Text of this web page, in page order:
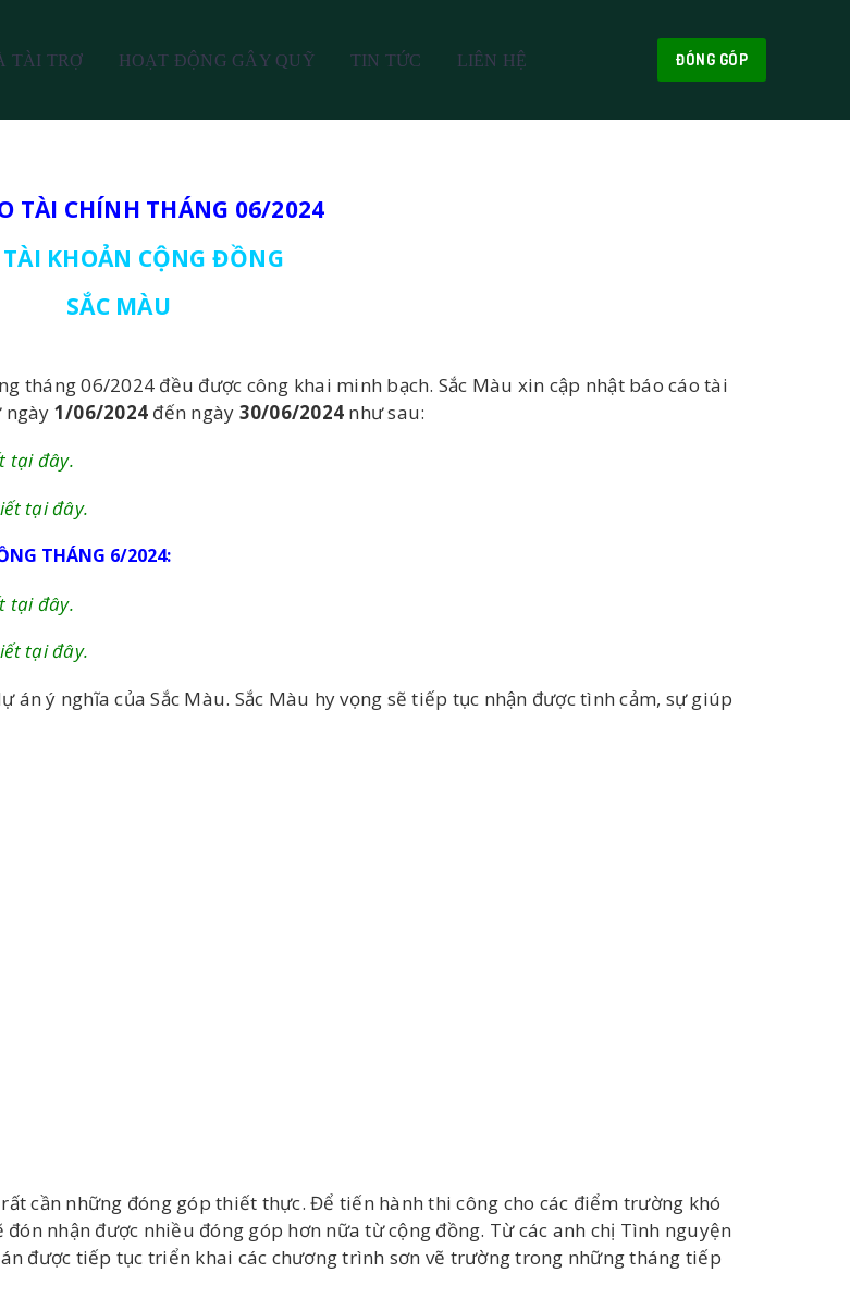
TÀI TRỢ HOẠT ĐỘNG GÂY QUỸ TIN TỨC LIÊN HỆ ĐÓNG GÓP
TÀI CHÍNH THÁNG 06/2024
TÀI KHOẢN CỘNG ĐỒNG
SẮC MÀU
tháng 06/2024 đều được công khai minh bạch. Sắc Màu xin cập nhật báo cáo tài
ngày 1/06/2024 đến ngày 30/06/2024 như sau:
tại đây.
tại đây.
THÁNG 6/2024:
tại đây.
tại đây.
án ý nghĩa của Sắc Màu. Sắc Màu hy vọng sẽ tiếp tục nhận được tình cảm, sự giúp
cần những đóng góp thiết thực. Để tiến hành thi công cho các điểm trường khó
nhận được nhiều đóng góp hơn nữa từ cộng đồng. Từ các anh chị Tình nguyện
được tiếp tục triển khai các chương trình sơn vẽ trường trong những tháng tiếp